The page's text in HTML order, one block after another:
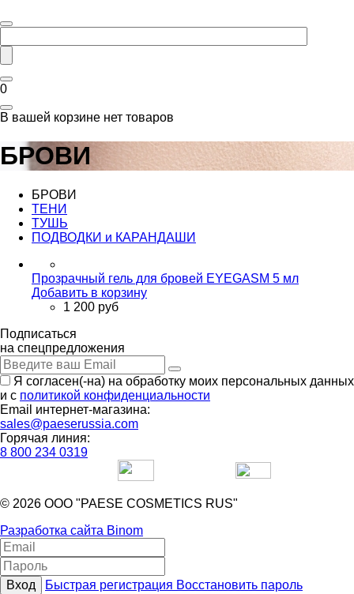
0
В вашей корзине нет товаров
БРОВИ
БРОВИ
ТЕНИ
ТУШЬ
ПОДВОДКИ и КАРАНДАШИ
Прозрачный гель для бровей EYEGASM 5 мл
Добавить в корзину
1 200 руб
Подписаться
на спецпредложения
Я согласен(-на) на обработку моих персональных данных
и с политикой конфиденциальности
Email интернет-магазина:
sales@paeserussia.com
Горячая линия:
8 800 234 0319
© 2026 ООО "PAESE COSMETICS RUS"
Разработка сайта Binom
Вход Быстрая регистрация Восстановить пароль